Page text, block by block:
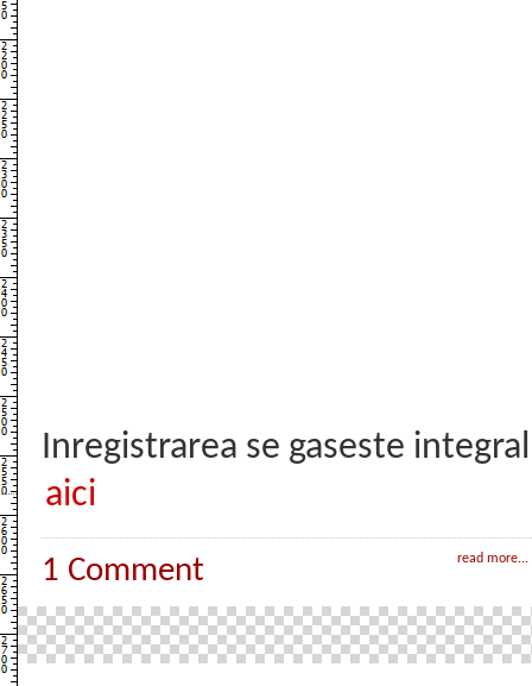
Inregistrarea se gaseste integral
aici
read more...
1 Comment